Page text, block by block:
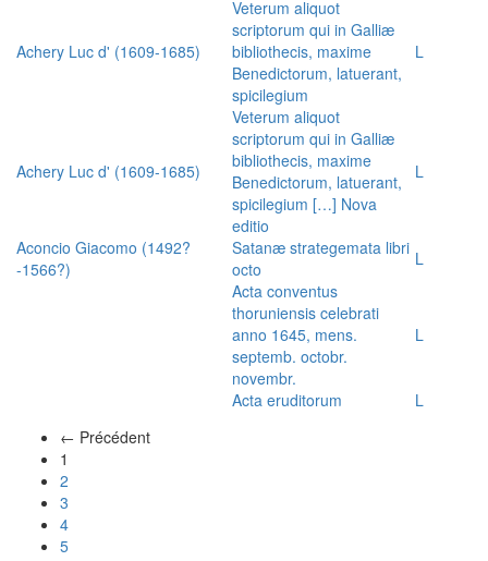
Achery Luc d' (1609-1685)
Veterum aliquot
scriptorum qui in Galliæ
bibliothecis, maxime
Benedictorum, latuerant,
spicilegium
L
Achery Luc d' (1609-1685)
Veterum aliquot
scriptorum qui in Galliæ
bibliothecis, maxime
Benedictorum, latuerant,
spicilegium […] Nova
editio
L
Aconcio Giacomo (1492?
-1566?)
Satanæ strategemata libri
octo
L
Acta conventus
thoruniensis celebrati
anno 1645, mens.
septemb. octobr.
novembr.
L
Acta eruditorum
L
← Précédent
1
2
3
4
5